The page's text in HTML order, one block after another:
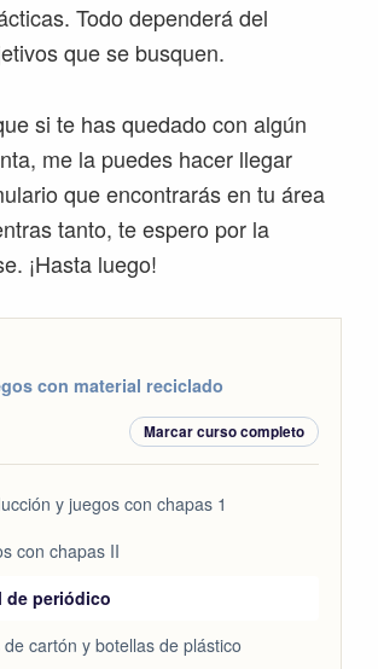
Todo dependerá del
que se busquen.
si te has quedado con algún
me la puedes hacer llegar
que encontrarás en tu área
tanto, te espero por la
¡Hasta luego!
con material reciclado
Marcar curso completo
y juegos con chapas 1
con chapas II
de periódico
de cartón y botellas de plástico